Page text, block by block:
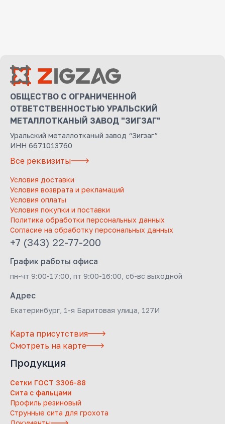
ОБЩЕСТВО С ОГРАНИЧЕННОЙ
ОТВЕТСТВЕННОСТЬЮ УРАЛЬСКИЙ
МЕТАЛЛОТКАНЫЙ ЗАВОД "ЗИГЗАГ"
Уральский металлотканый завод “Зигзаг”
ИНН 6671013760
Все реквизиты
Условия доставки
Условия возврата и рекламаций
Условия оплаты
Условия покупки и поставки
Политика обработки персональных данных
Согласие на обработку персональных данных
+7 (343) 22-77-200
График работы офиса
пн-чт 9:00-17:00, пт 9:00-16:00, сб-вс выходной
Адрес
Екатеринбург, 1-я Баритовая улица, 127И
Карта присутствия
Смотреть на карте
Продукция
Сетки ГОСТ 3306-88
Сита с фальцами
Профиль резиновый
Струнные сита для грохота